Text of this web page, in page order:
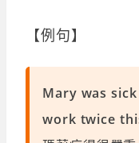
【例句】
Mary was
work twice